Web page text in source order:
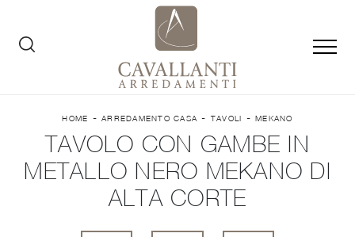
HOME -ARREDAMENTO CASA - TAVOLI -MEKANO
TAVOLO CON GAMBE IN
METALLO NERO MEKANO DI
ALTA CORTE